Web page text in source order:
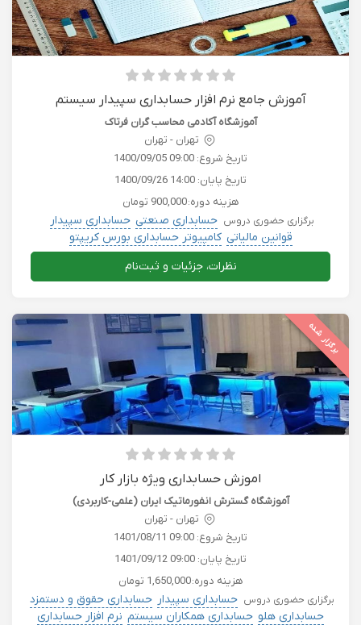
آموزش جامع نرم افزار حسابداری سپیدار سیستم
آموزشگاه آکادمی محاسب گران فرتاک
تهران - تهران
تاریخ شروع: 1400/09/05 09:00
تاریخ پایان: 1400/09/26 14:00
هزینه دوره:900,000 تومان
برگزاری حضوری دروس حسابداری صنعتی حسابداری سپیدار
قوانین مالیاتی کامپیوتر حسابداری بورس کریپتو
نظرات، جزئیات و ثبت‌نام
برگزار شده
اموزش حسابداری ویژه بازار کار
آموزشگاه گسترش انفورماتیک ایران (علمی-کاربردی)
تهران - تهران
تاریخ شروع: 1401/08/11 09:00
تاریخ پایان: 1401/09/12 09:00
هزینه دوره:1,650,000 تومان
برگزاری حضوری دروس حسابداری سپیدار حسابداری حقوق و دستمزد
حسابداری هلو حسابداری همکاران سیستم نرم افزار حسابداری